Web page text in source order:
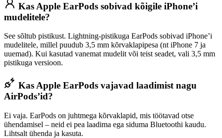
Kas Apple EarPods sobivad kõigile iPhone’i
mudelitele?
See sõltub pistikust. Lightning-pistikuga EarPods sobivad iPhone’i
mudelitele, millel puudub 3,5 mm kõrvaklapipesa (nt iPhone 7 ja
uuemad). Kui kasutad vanemat mudelit või teist seadet, vali 3,5 mm
pistikuga versioon.
Kas Apple EarPods vajavad laadimist nagu
AirPods’id?
Ei vaja. EarPods on juhtmega kõrvaklapid, mis töötavad otse
ühendamisel – neid ei pea laadima ega siduma Bluetoothi kaudu.
Lihtsalt ühenda ja kasuta.